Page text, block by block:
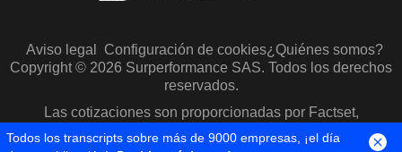
Aviso legal Configuración de cookies¿Quiénes somos?
Copyright © 2026 Surperformance SAS. Todos los derechos
reservados.
Las cotizaciones son proporcionadas por Factset,
Morningstar y S&P Capital IQ
Todos los transcripts sobre más de 9000 empresas, ¡el día